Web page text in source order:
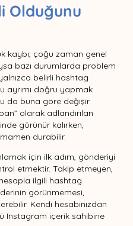
Olduğunu
kaybı, çoğu zaman genel
bazı durumlarda problem
belirli hashtag
ayrımı doğru yapmak
da buna göre değişir.
olarak adlandırılan
görünür kalırken,
durabilir.
için ilk adım, gönderiyi
etmektir. Takip etmeyen,
ilgili hashtag
görünmemesi,
Kendi hesabınızdan
Instagram içerik sahibine